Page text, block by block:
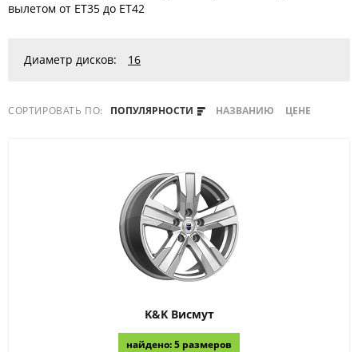
вылетом от ET35 до ET42
Диаметр дисков: 16
СОРТИРОВАТЬ ПО: ПОПУЛЯРНОСТИ НАЗВАНИЮ ЦЕНЕ
K&K Висмут
найдено: 5 размеров